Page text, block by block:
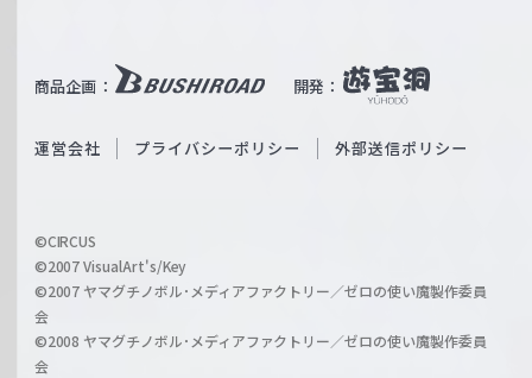
ß
c
a
r
z
商品企画： 開発：
b
O
i
l
運営会社 プライバシーポリシー 外部送信ポリシー
©CIRCUS
©2007 VisualArt's/Key
©2007 ヤマグチノボル･メディアファクトリー／ゼロの使い魔製作委員
会
©2008 ヤマグチノボル･メディアファクトリー／ゼロの使い魔製作委員
会